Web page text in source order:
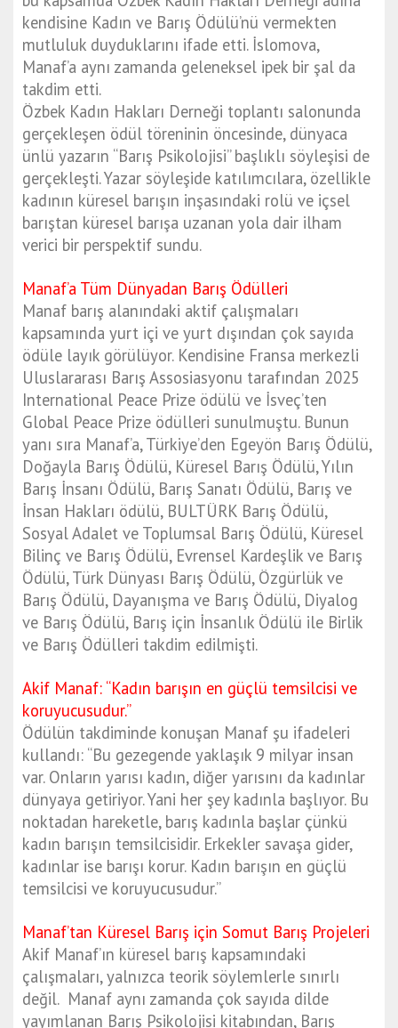
kendisine Kadın ve Barış Ödülü’nü vermekten
mutluluk duyduklarını ifade etti. İslomova,
Manaf’a aynı zamanda geleneksel ipek bir şal da
takdim etti.
Özbek Kadın Hakları Derneği toplantı salonunda
gerçekleşen ödül töreninin öncesinde, dünyaca
ünlü yazarın “Barış Psikolojisi” başlıklı söyleşisi de
gerçekleşti. Yazar söyleşide katılımcılara, özellikle
kadının küresel barışın inşasındaki rolü ve içsel
barıştan küresel barışa uzanan yola dair ilham
verici bir perspektif sundu.
Manaf’a Tüm Dünyadan Barış Ödülleri
Manaf barış alanındaki aktif çalışmaları
kapsamında yurt içi ve yurt dışından çok sayıda
ödüle layık görülüyor. Kendisine Fransa merkezli
Uluslararası Barış Assosiasyonu tarafından 2025
International Peace Prize ödülü ve İsveç’ten
Global Peace Prize ödülleri sunulmuştu. Bunun
yanı sıra Manaf’a, Türkiye’den Egeyön Barış Ödülü,
Doğayla Barış Ödülü, Küresel Barış Ödülü, Yılın
Barış İnsanı Ödülü, Barış Sanatı Ödülü, Barış ve
İnsan Hakları ödülü, BULTÜRK Barış Ödülü,
Sosyal Adalet ve Toplumsal Barış Ödülü, Küresel
Bilinç ve Barış Ödülü, Evrensel Kardeşlik ve Barış
Ödülü, Türk Dünyası Barış Ödülü, Özgürlük ve
Barış Ödülü, Dayanışma ve Barış Ödülü, Diyalog
ve Barış Ödülü, Barış için İnsanlık Ödülü ile Birlik
ve Barış Ödülleri takdim edilmişti.
Akif Manaf: “Kadın barışın en güçlü temsilcisi ve
koruyucusudur.”
Ödülün takdiminde konuşan Manaf şu ifadeleri
kullandı: “Bu gezegende yaklaşık 9 milyar insan
var. Onların yarısı kadın, diğer yarısını da kadınlar
dünyaya getiriyor. Yani her şey kadınla başlıyor. Bu
noktadan hareketle, barış kadınla başlar çünkü
kadın barışın temsilcisidir. Erkekler savaşa gider,
kadınlar ise barışı korur. Kadın barışın en güçlü
temsilcisi ve koruyucusudur.”
Manaf’tan Küresel Barış için Somut Barış Projeleri
Akif Manaf’ın küresel barış kapsamındaki
çalışmaları, yalnızca teorik söylemlerle sınırlı
değil. Manaf aynı zamanda çok sayıda dilde
yayımlanan Barış Psikolojisi kitabından, Barış